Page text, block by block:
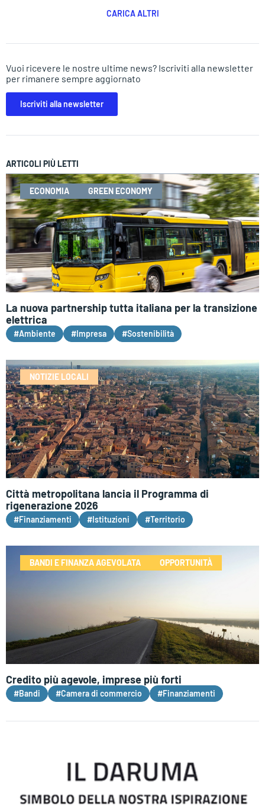
CARICA ALTRI
Vuoi ricevere le nostre ultime news? Iscriviti alla newsletter
per rimanere sempre aggiornato
Iscriviti alla newsletter
ARTICOLI PIÙ LETTI
ECONOMIA GREEN ECONOMY
La nuova partnership tutta italiana per la transizione
elettrica
#Ambiente #Impresa #Sostenibilità
NOTIZIE LOCALI
Città metropolitana lancia il Programma di
rigenerazione 2026
#Finanziamenti #Istituzioni #Territorio
BANDI E FINANZA AGEVOLATA OPPORTUNITÀ
Credito più agevole, imprese più forti
#Bandi #Camera di commercio #Finanziamenti